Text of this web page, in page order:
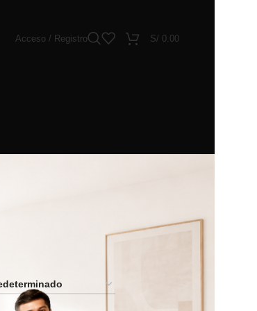
Acceso / Registro S/ 0.00